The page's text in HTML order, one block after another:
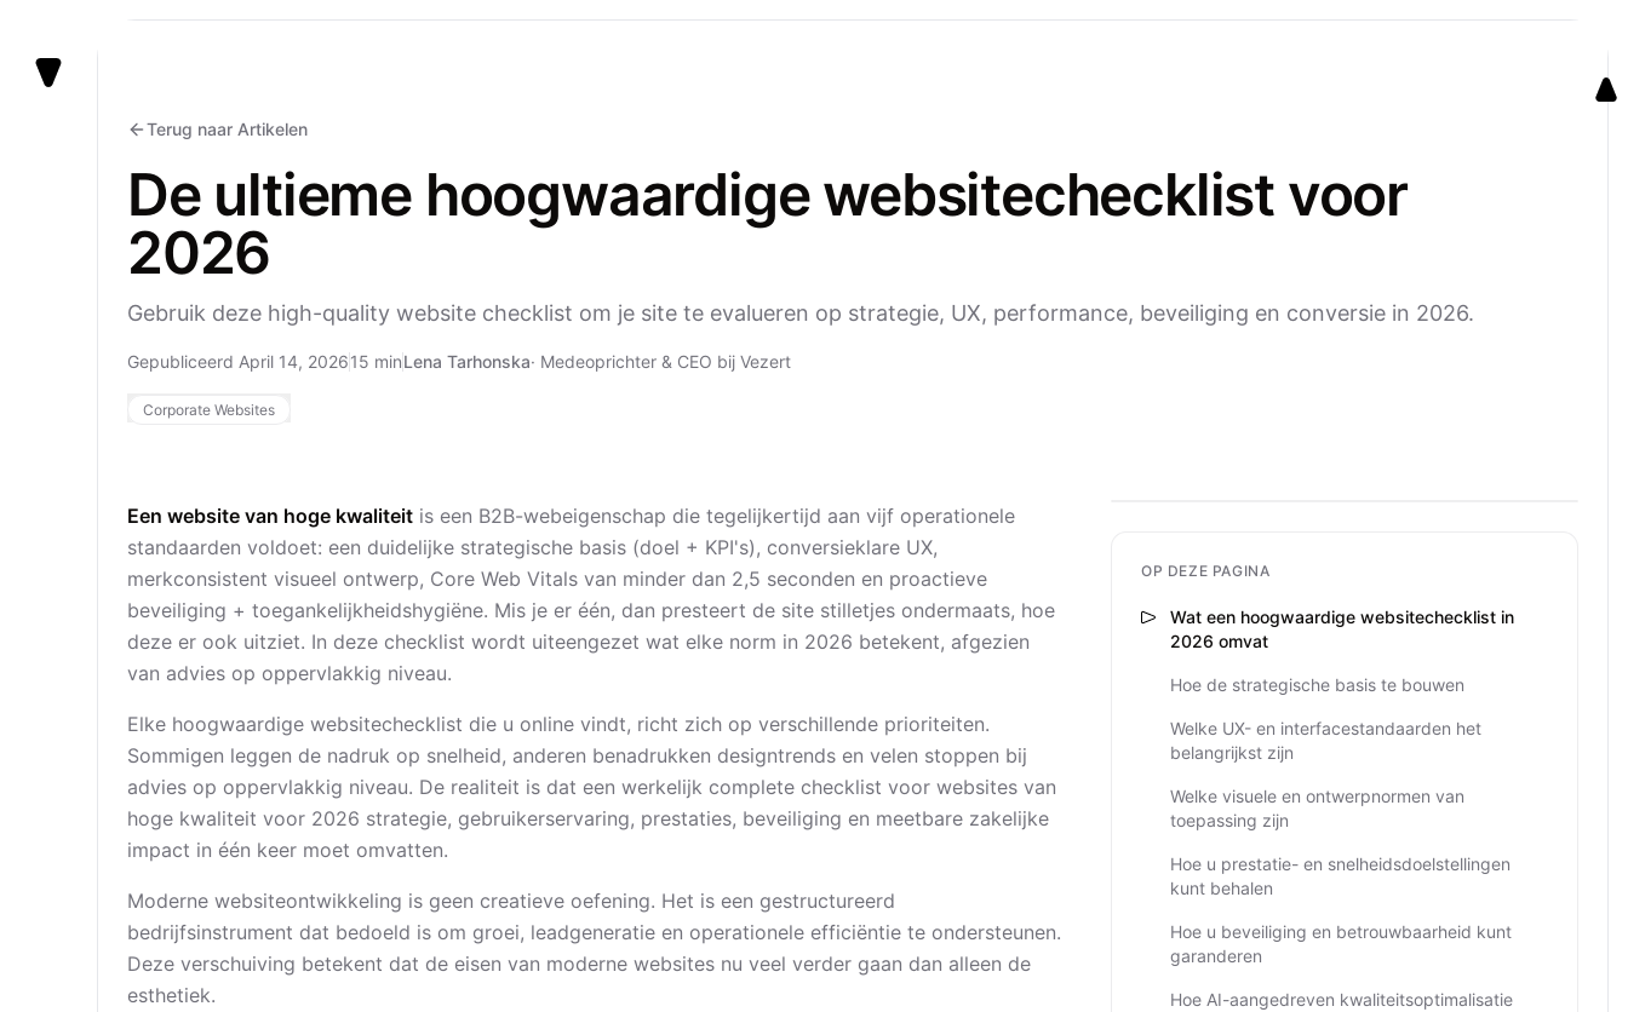
Vezert
Terug naar Artikelen
De ultieme hoogwaardige websitechecklist voor
2026
Gebruik deze high-quality website checklist om je site te evalueren op strategie, UX, performance, beveiliging en conversie in 2026.
Gepubliceerd April 14, 202615 minLena Tarhonska· Medeoprichter & CEO bij Vezert
Corporate Websites
Een website van hoge kwaliteit is een B2B-webeigenschap die tegelijkertijd aan vijf operationele
standaarden voldoet: een duidelijke strategische basis (doel + KPI's), conversieklare UX,
merkconsistent visueel ontwerp, Core Web Vitals van minder dan 2,5 seconden en proactieve
beveiliging + toegankelijkheidshygiëne. Mis je er één, dan presteert de site stilletjes ondermaats, hoe
deze er ook uitziet. In deze checklist wordt uiteengezet wat elke norm in 2026 betekent, afgezien
van advies op oppervlakkig niveau.
Elke hoogwaardige websitechecklist die u online vindt, richt zich op verschillende prioriteiten.
Sommigen leggen de nadruk op snelheid, anderen benadrukken designtrends en velen stoppen bij
advies op oppervlakkig niveau. De realiteit is dat een werkelijk complete checklist voor websites van
hoge kwaliteit voor 2026 strategie, gebruikerservaring, prestaties, beveiliging en meetbare zakelijke
impact in één keer moet omvatten.
Moderne websiteontwikkeling is geen creatieve oefening. Het is een gestructureerd
bedrijfsinstrument dat bedoeld is om groei, leadgeneratie en operationele efficiëntie te ondersteunen.
Deze verschuiving betekent dat de eisen van moderne websites nu veel verder gaan dan alleen de
esthetiek.
OP DEZE PAGINA
Wat een hoogwaardige websitechecklist in
2026 omvat
Hoe de strategische basis te bouwen
Welke UX- en interfacestandaarden het
belangrijkst zijn
Welke visuele en ontwerpnormen van
toepassing zijn
Hoe u prestatie- en snelheidsdoelstellingen
kunt behalen
Hoe u beveiliging en betrouwbaarheid kunt
garanderen
Hoe AI-aangedreven kwaliteitsoptimalisatie